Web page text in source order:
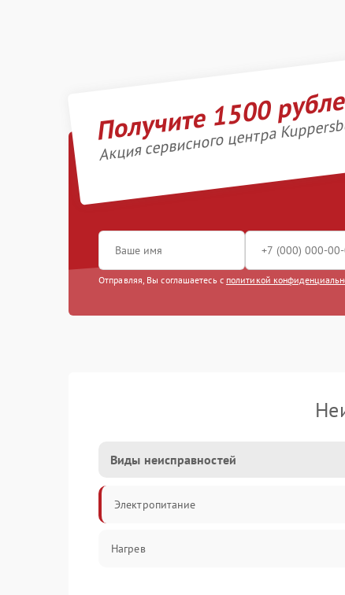
Получите 1500
Акция сервисного центра
Отправляя, Вы соглашаетесь с политикой
Виды неисправностей
Электропитание
Нагрев